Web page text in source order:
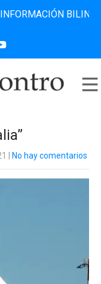
BILINGÜE
No hay comentarios